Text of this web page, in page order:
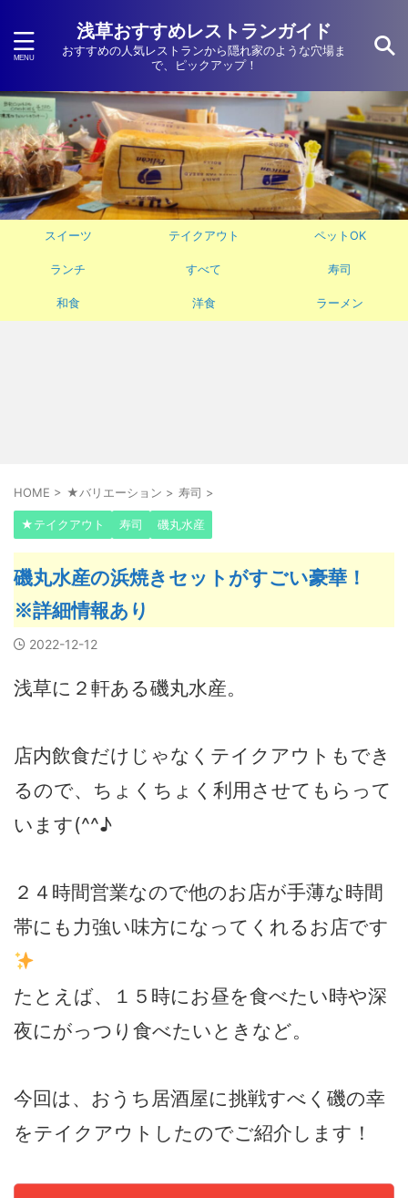
浅草おすすめレストランガイド
おすすめの人気レストランから隠れ家のような穴場ま
で、ピックアップ！
スイーツ テイクアウト ペットOK
ランチ すべて 寿司
和食 洋食 ラーメン
HOME > ★バリエーション > 寿司 >
★テイクアウト 寿司 磯丸水産
磯丸水産の浜焼きセットがすごい豪華！
※詳細情報あり
2022-12-12
浅草に２軒ある磯丸水産。
店内飲食だけじゃなくテイクアウトもでき
るので、ちょくちょく利用させてもらって
います(^^♪
２４時間営業なので他のお店が手薄な時間
帯にも力強い味方になってくれるお店です
たとえば、１５時にお昼を食べたい時や深
夜にがっつり食べたいときなど。
今回は、おうち居酒屋に挑戦すべく磯の幸
をテイクアウトしたのでご紹介します！